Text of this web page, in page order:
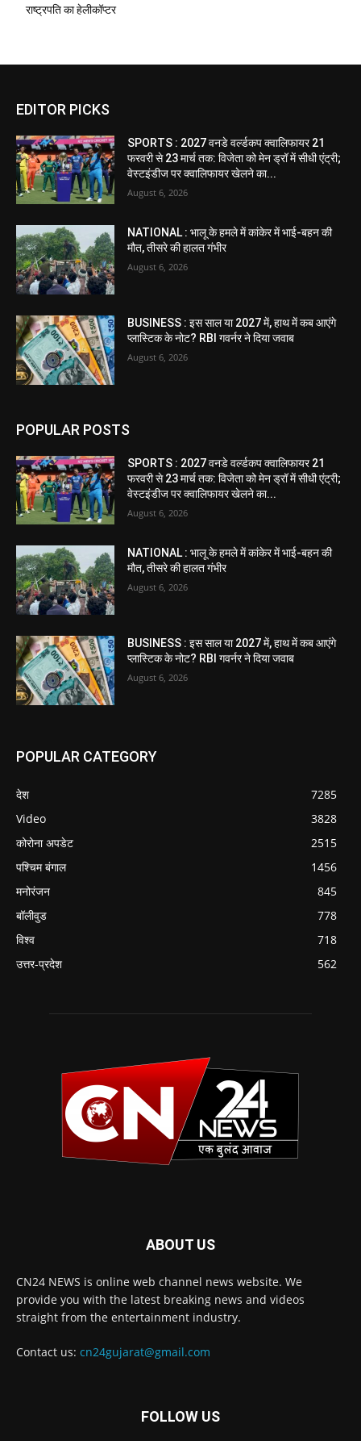
राष्ट्रपति का हेलीकॉप्टर
EDITOR PICKS
SPORTS : 2027 वनडे वर्ल्डकप क्वालिफायर 21
फरवरी से 23 मार्च तक: विजेता को मेन ड्रॉ में सीधी एंट्री;
वेस्टइंडीज पर क्वालिफायर खेलने का...
August 6, 2026
NATIONAL : भालू के हमले में कांकेर में भाई-बहन की
मौत, तीसरे की हालत गंभीर
August 6, 2026
BUSINESS : इस साल या 2027 में, हाथ में कब आएंगे
प्लास्टिक के नोट? RBI गवर्नर ने दिया जवाब
August 6, 2026
POPULAR POSTS
SPORTS : 2027 वनडे वर्ल्डकप क्वालिफायर 21
फरवरी से 23 मार्च तक: विजेता को मेन ड्रॉ में सीधी एंट्री;
वेस्टइंडीज पर क्वालिफायर खेलने का...
August 6, 2026
NATIONAL : भालू के हमले में कांकेर में भाई-बहन की
मौत, तीसरे की हालत गंभीर
August 6, 2026
BUSINESS : इस साल या 2027 में, हाथ में कब आएंगे
प्लास्टिक के नोट? RBI गवर्नर ने दिया जवाब
August 6, 2026
POPULAR CATEGORY
देश
7285
Video
3828
कोरोना अपडेट
2515
पश्चिम बंगाल
1456
मनोरंजन
845
बॉलीवुड
778
विश्व
718
उत्तर-प्रदेश
562
ABOUT US
CN24 NEWS is online web channel news website. We
provide you with the latest breaking news and videos
straight from the entertainment industry.
Contact us: cn24gujarat@gmail.com
FOLLOW US